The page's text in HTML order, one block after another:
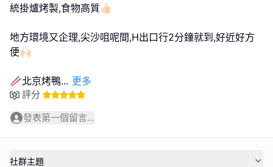
統掛爐烤製,食物高質👍🏻
地方環境又企理,尖沙咀呢間,H出口行2分鐘就到,好近好方
便🙌🏻
🥢北京烤鴨... 更多
評分
發表第一個留言...
社群主題